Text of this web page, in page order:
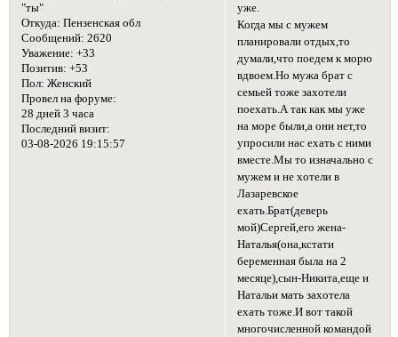
"ты"
Откуда: Пензенская обл
Сообщений: 2620
Уважение: +33
Позитив: +53
Пол: Женский
Провел на форуме:
28 дней 3 часа
Последний визит:
03-08-2026 19:15:57
уже.
Когда мы с мужем
планировали отдых,то
думали,что поедем к морю
вдвоем.Но мужа брат с
семьей тоже захотели
поехать.А так как мы уже
на море были,а они нет,то
упросили нас ехать с ними
вместе.Мы то изначально с
мужем и не хотели в
Лазаревское
ехать.Брат(деверь
мой)Сергей,его жена-
Наталья(она,кстати
беременная была на 2
месяце),сын-Никита,еще и
Натальи мать захотела
ехать тоже.И вот такой
многочисленной командой